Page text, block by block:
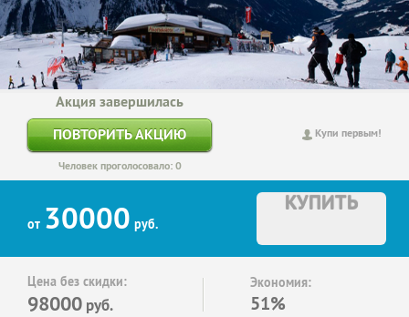
Купи первым!
Акция завершилась
ПОВТОРИТЬ АКЦИЮ
Человек проголосовало: 0
от 30000 руб.
КУПИТЬ
Цена без скидки:
98000 руб.
Экономия:
51%